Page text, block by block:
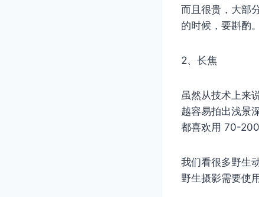
而且很贵，大部
的时候，要斟酌。
2、长焦
虽然从技术上来
越容易拍出浅景
都喜欢用 70-
我们看很多野生
野生摄影需要使